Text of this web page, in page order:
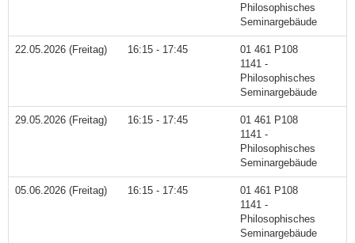
Philosophisches
Seminargebäude
22.05.2026 (Freitag) 16:15 - 17:45
01 461 P108
1141 -
Philosophisches
Seminargebäude
29.05.2026 (Freitag) 16:15 - 17:45
01 461 P108
1141 -
Philosophisches
Seminargebäude
05.06.2026 (Freitag) 16:15 - 17:45
01 461 P108
1141 -
Philosophisches
Seminargebäude